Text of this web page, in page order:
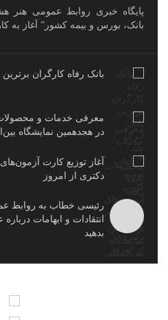
پایگاه خبری روابط عمومی هنر
بانک، بورس و بیمه کشور” آغاز به
بانک رفاه کارگران
معرفی خدمات و محصولات
در هجدهمین نمایشگاه
آغاز توزیع کارت
دکتری از امروز
رئیسی خطاب به روابط
انتقادات و ابهامات
بدهید